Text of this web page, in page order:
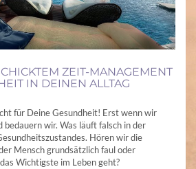
ZEIT-MANAGEMENT
IN DEINEN ALLTAG
für Deine Gesundheit! Erst wenn wir
bedauern wir. Was läuft falsch in der
Hören wir die
Mensch grundsätzlich faul oder
Wichtigste im Leben geht?